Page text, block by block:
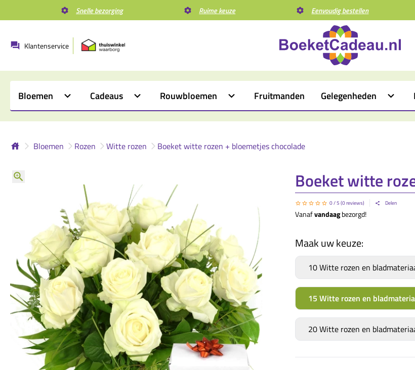
Snelle bezorging Ruime keuze Eenvoudig bestellen
Klantenservice
Bloemen Cadeaus Rouwbloemen Fruitmanden Gelegenheden
Bloemen Rozen Witte rozen Boeket witte rozen + bloemetjes chocolade
Boeket witte
0/ 5 (0reviews) Delen
Vanafvandaagbezorgd!
Maak uw keuze:
10 Witte rozen en
15 Witte rozen en
20 Witte rozen en